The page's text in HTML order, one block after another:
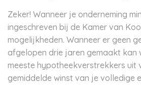
Zeker! Wanneer je onderneming
ingeschreven bij de Kamer van
mogelijkheden. Wanneer er geen
afgelopen drie jaren gemaakt kan
meeste hypotheekverstrekkers uit
gemiddelde winst van je volledige